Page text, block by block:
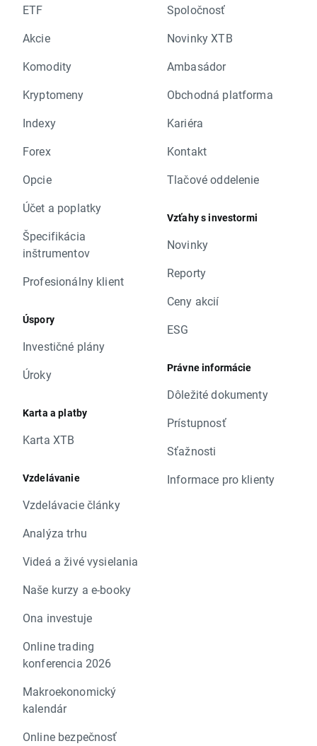
ETF
Akcie
Komodity
Kryptomeny
Indexy
Forex
Opcie
Účet a poplatky
Špecifikácia
inštrumentov
Profesionálny klient
Úspory
Investičné plány
Úroky
Karta a platby
Karta XTB
Vzdelávanie
Vzdelávacie články
Analýza trhu
Videá a živé vysielania
Naše kurzy a e-booky
Ona investuje
Online trading
konferencia 2026
Makroekonomický
kalendár
Online bezpečnosť
Spoločnosť
Novinky XTB
Ambasádor
Obchodná platforma
Kariéra
Kontakt
Tlačové oddelenie
Vzťahy s investormi
Novinky
Reporty
Ceny akcií
ESG
Právne informácie
Dôležité dokumenty
Prístupnosť
Sťažnosti
Informace pro klienty